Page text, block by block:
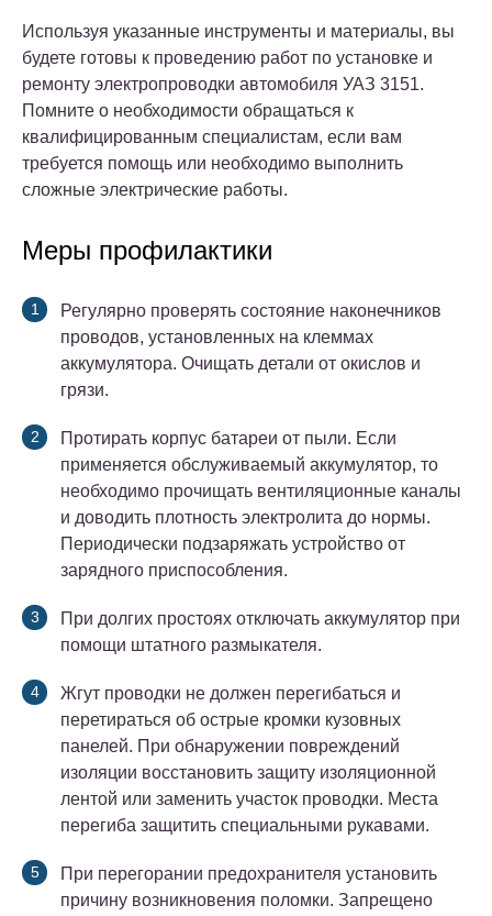
Используя указанные инструменты и материалы, вы
будете готовы к проведению работ по установке и
ремонту электропроводки автомобиля УАЗ 3151.
Помните о необходимости обращаться к
квалифицированным специалистам, если вам
требуется помощь или необходимо выполнить
сложные электрические работы.
Меры профилактики
Регулярно проверять состояние наконечников
проводов, установленных на клеммах
аккумулятора. Очищать детали от окислов и
грязи.
Протирать корпус батареи от пыли. Если
применяется обслуживаемый аккумулятор, то
необходимо прочищать вентиляционные каналы
и доводить плотность электролита до нормы.
Периодически подзаряжать устройство от
зарядного приспособления.
При долгих простоях отключать аккумулятор при
помощи штатного размыкателя.
Жгут проводки не должен перегибаться и
перетираться об острые кромки кузовных
панелей. При обнаружении повреждений
изоляции восстановить защиту изоляционной
лентой или заменить участок проводки. Места
перегиба защитить специальными рукавами.
При перегорании предохранителя установить
причину возникновения поломки. Запрещено